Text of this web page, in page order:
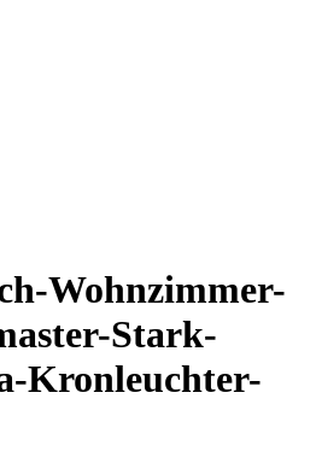
Wohnzimmer-
Stark-
Kronleuchter-